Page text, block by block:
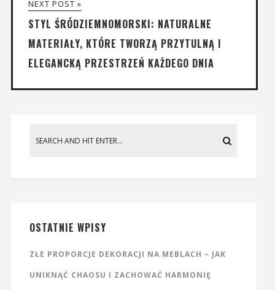
NEXT POST »
STYL ŚRÓDZIEMNOMORSKI: NATURALNE
MATERIAŁY, KTÓRE TWORZĄ PRZYTULNĄ I
ELEGANCKĄ PRZESTRZEŃ KAŻDEGO DNIA
OSTATNIE WPISY
ZŁE PROPORCJE DEKORACJI NA MEBLACH – JAK
UNIKNĄĆ CHAOSU I ZACHOWAĆ HARMONIĘ